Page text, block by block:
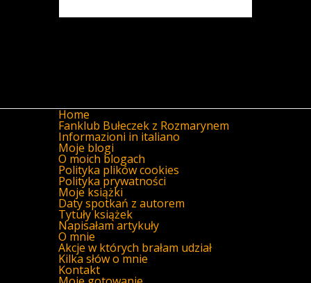
Home
Fanklub Bułeczek z Rozmarynem
Informazioni in italiano
Moje blogi
O moich blogach
Polityka plików cookies
Polityka prywatności
Moje książki
Daty spotkań z autorem
Tytuły książek
Napisałam artykuły
O mnie
Akcje w których brałam udział
Kilka słów o mnie
Kontakt